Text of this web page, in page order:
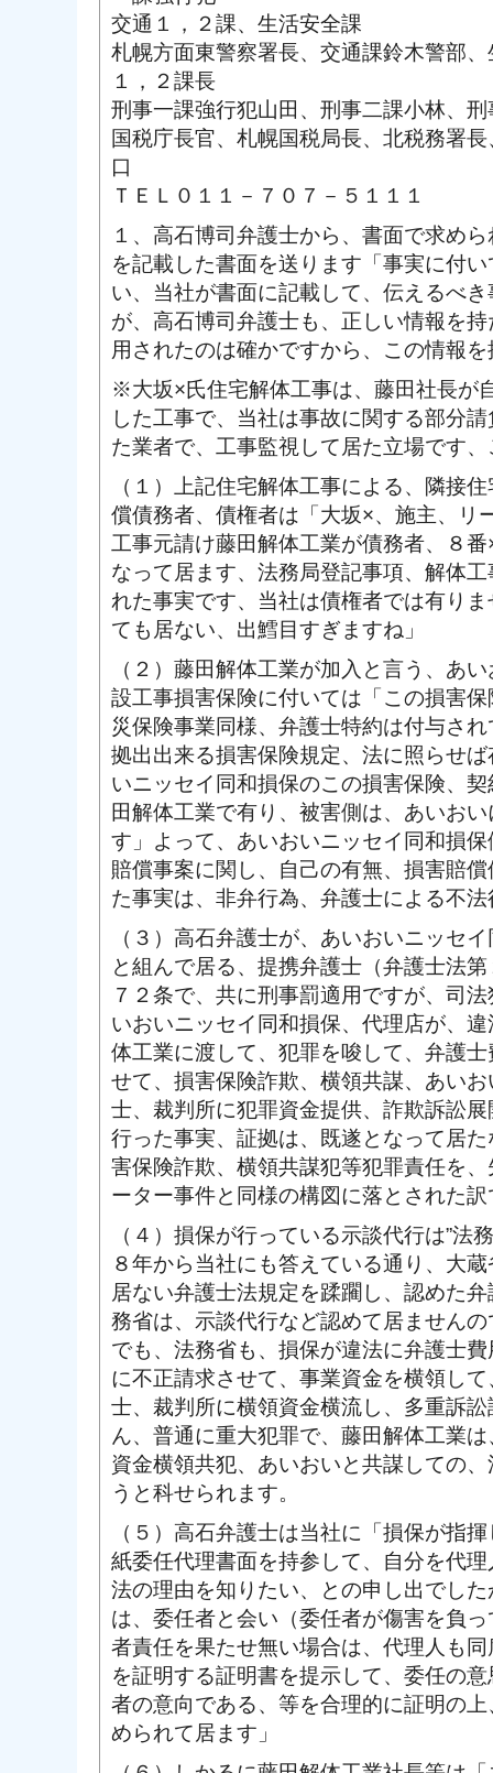
交通１，２課、生活安全課
札幌方面東警察署長、交通課鈴木警部
１，２課長
刑事一課強行犯山田、刑事二課小林、
国税庁長官、札幌国税局長、北税務署
口
ＴＥＬ０１１－７０７－５１１１
１、高石博司弁護士から、書面で求め
を記載した書面を送ります「事実に付
い、当社が書面に記載して、伝えるべ
が、高石博司弁護士も、正しい情報を
用されたのは確かですから、この情報
※大坂×氏住宅解体工事は、藤田社長が
した工事で、当社は事故に関する部分
た業者で、工事監視して居た立場です
（１）上記住宅解体工事による、隣接
償債務者、債権者は「大坂×、施主、リ
工事元請け藤田解体工業が債務者、８
なって居ます、法務局登記事項、解体
れた事実です、当社は債権者では有り
ても居ない、出鱈目すぎますね」
（２）藤田解体工業が加入と言う、あ
設工事損害保険に付いては「この損害保
災保険事業同様、弁護士特約は付与さ
拠出出来る損害保険規定、法に照らせ
いニッセイ同和損保のこの損害保険、
田解体工業で有り、被害側は、あいお
す」よって、あいおいニッセイ同和損
賠償事案に関し、自己の有無、損害賠
た事実は、非弁行為、弁護士による不法
（３）高石弁護士が、あいおいニッセ
と組んで居る、提携弁護士（弁護士法
７２条で、共に刑事罰適用ですが、司
いおいニッセイ同和損保、代理店が、
体工業に渡して、犯罪を唆して、弁護
せて、損害保険詐欺、横領共謀、あい
士、裁判所に犯罪資金提供、詐欺訴訟
行った事実、証拠は、既遂となって居
害保険詐欺、横領共謀犯等犯罪責任を
ーター事件と同様の構図に落とされた訳
（４）損保が行っている示談代行は”法
８年から当社にも答えている通り、大
居ない弁護士法規定を蹂躙し、認めた
務省は、示談代行など認めて居ません
でも、法務省も、損保が違法に弁護士
に不正請求させて、事業資金を横領し
士、裁判所に横領資金横流し、多重訴
ん、普通に重大犯罪で、藤田解体工業
資金横領共犯、あいおいと共謀しての
うと科せられます。
（５）高石弁護士は当社に「損保が指
紙委任代理書面を持参して、自分を代
法の理由を知りたい、との申し出でし
は、委任者と会い（委任者が傷害を負
者責任を果たせ無い場合は、代理人も
を証明する証明書を提示して、委任の
者の意向である、等を合理的に証明の
められて居ます」